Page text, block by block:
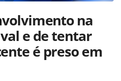
na
e de tentar
é preso em